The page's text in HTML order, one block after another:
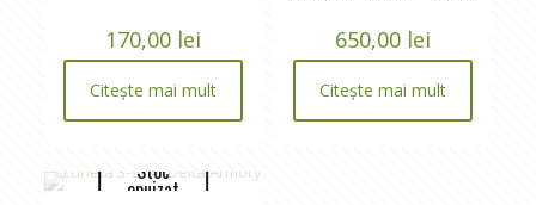
170,00 lei
Citește mai mult
650,00 lei
Citește mai mult
Stoc
epuizat